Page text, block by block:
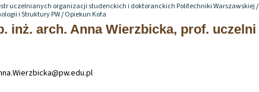
uczelnianych organizacji studenckich i doktoranckich Politechniki Warszawskiej/
i Struktury PW/Opiekun Koła
inż. arch. Anna Wierzbicka, prof. uczelni
.Wierzbicka@pw.edu.pl